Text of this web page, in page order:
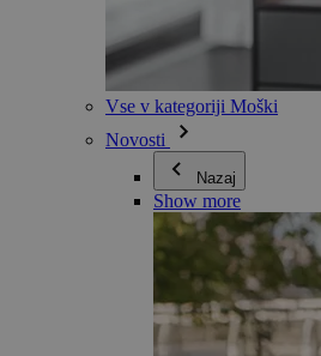
Vse v kategoriji Moški
Novosti
Nazaj
Show more